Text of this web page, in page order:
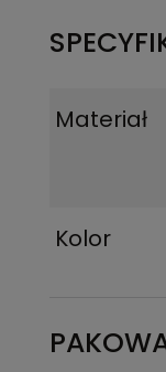
Materiał
Kolor